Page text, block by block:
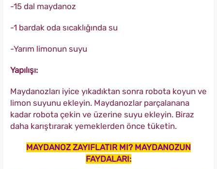
-15 dal maydanoz
-1 bardak oda sıcaklığında su
-Yarım limonun suyu
Yapılışı:
Maydanozları iyice yıkadıktan sonra robota koyun ve
limon suyunu ekleyin. Maydanozlar parçalanana
kadar robota çekin ve üzerine suyu ekleyin. Biraz
daha karıştırarak yemeklerden önce tüketin.
MAYDANOZ ZAYIFLATIR MI? MAYDANOZUN
FAYDALARI: